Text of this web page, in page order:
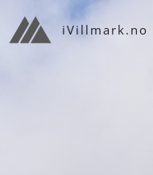
iVillmark.no